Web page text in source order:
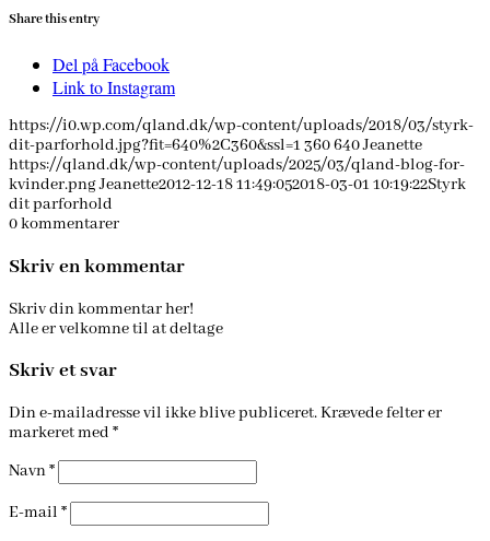
Share this entry
Del på Facebook
Link to Instagram
https://i0.wp.com/qland.dk/wp-content/uploads/2018/03/styrk-
dit-parforhold.jpg?fit=640%2C360&ssl=1 360640Jeanette
https://qland.dk/wp-content/uploads/2025/03/qland-blog-for-
kvinder.pngJeanette2012-12-18 11:49:052018-03-01 10:19:22Styrk
dit parforhold
0kommentarer
Skriv en kommentar
Skriv din kommentar her!
Alle er velkomne til at deltage
Skriv et svar
Din e-mailadresse vil ikke blive publiceret.Krævede felter er
markeret med *
Navn*
E-mail *